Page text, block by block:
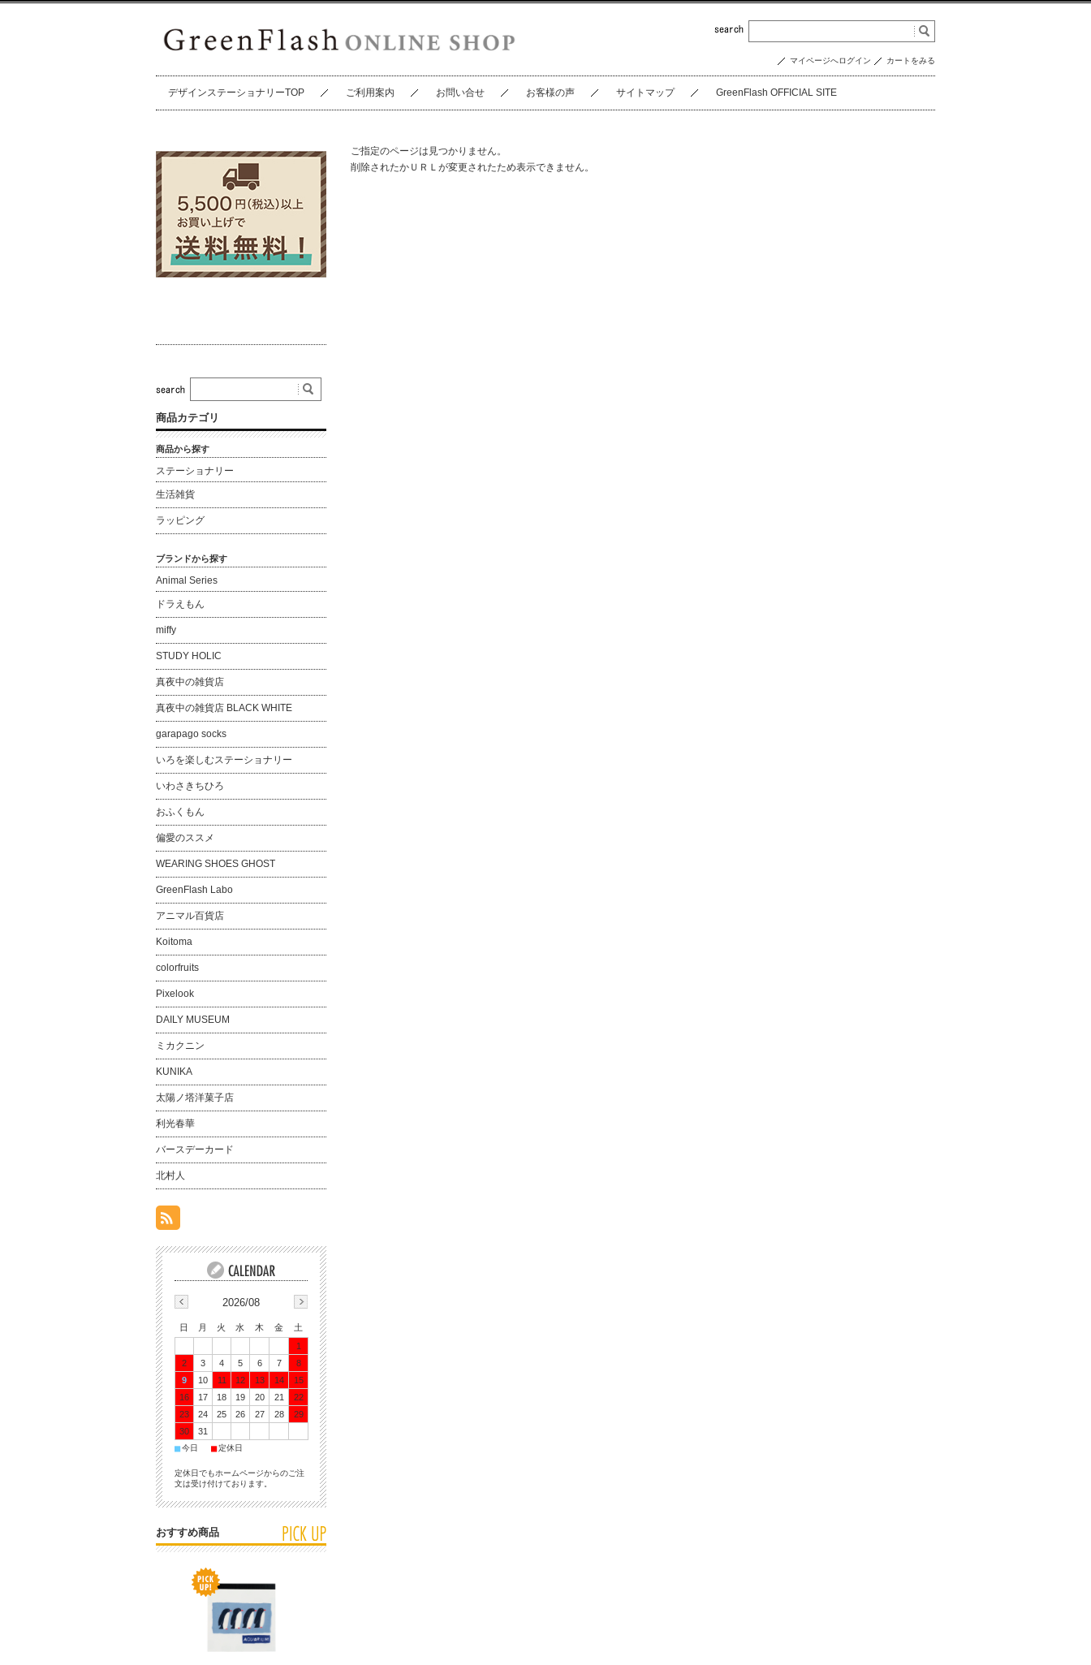
マイページへログイン カートをみる
デザインステーショナリーTOP ご利用案内 お問い合せ お客様の声 サイトマップ GreenFlash OFFICIAL SITE
ご指定のページは見つかりません。
削除されたかＵＲＬが変更されたため表示できません。
商品カテゴリ
商品から探す
ステーショナリー
生活雑貨
ラッピング
ブランドから探す
Animal Series
ドラえもん
miffy
STUDY HOLIC
真夜中の雑貨店
真夜中の雑貨店 BLACK WHITE
garapago socks
いろを楽しむステーショナリー
いわさきちひろ
おふくもん
偏愛のススメ
WEARING SHOES GHOST
GreenFlash Labo
アニマル百貨店
Koitoma
colorfruits
Pixelook
DAILY MUSEUM
ミカクニン
KUNIKA
太陽ノ塔洋菓子店
利光春華
バースデーカード
北村人
2026/08
日 月 火 水 木 金
土
1
2
3 4 5 6 7
8
9
10 11 12 13 14
15
16
17 18 19 20 21
22
23
24 25 26 27 28
29
30
31
■今日 ■定休日
定休日でもホームページからのご注
文は受け付けております。
おすすめ商品